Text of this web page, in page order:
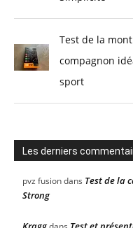
Test de la
compagnon
sport
Les derniers
pvz fusiondans Test de la
Strong